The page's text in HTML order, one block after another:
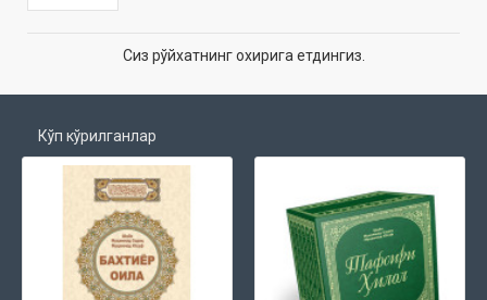
Сиз рўйхатнинг охирига етдингиз.
Кўп кўрилганлар